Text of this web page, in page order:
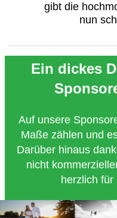
gibt die
nun
Ein dickes
Auf unsere
Maße zählen und
Darüber hinaus
nicht
herzlich